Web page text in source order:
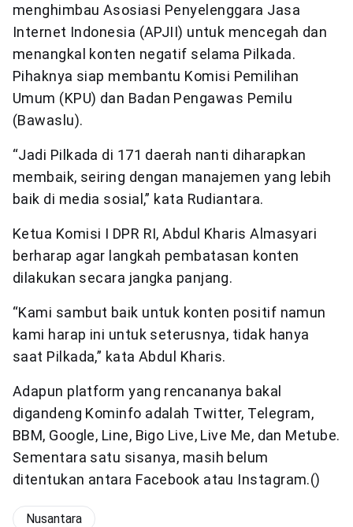
menghimbau Asosiasi Penyelenggara Jasa
Internet Indonesia (APJII) untuk mencegah dan
menangkal konten negatif selama Pilkada.
Pihaknya siap membantu Komisi Pemilihan
Umum (KPU) dan Badan Pengawas Pemilu
(Bawaslu).
“Jadi Pilkada di 171 daerah nanti diharapkan
membaik, seiring dengan manajemen yang lebih
baik di media sosial,” kata Rudiantara.
Ketua Komisi I DPR RI, Abdul Kharis Almasyari
berharap agar langkah pembatasan konten
dilakukan secara jangka panjang.
“Kami sambut baik untuk konten positif namun
kami harap ini untuk seterusnya, tidak hanya
saat Pilkada,” kata Abdul Kharis.
Adapun platform yang rencananya bakal
digandeng Kominfo adalah Twitter, Telegram,
BBM, Google, Line, Bigo Live, Live Me, dan Metube.
Sementara satu sisanya, masih belum
ditentukan antara Facebook atau Instagram.()
Nusantara